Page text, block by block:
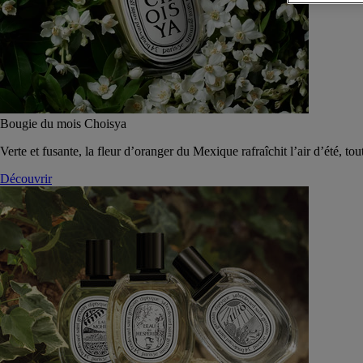
Bougie du mois Choisya
Verte et fusante, la fleur d’oranger du Mexique rafraîchit l’air d’été,
Découvrir